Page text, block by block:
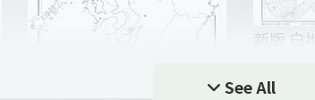
小学6年社会のおさえてお
小学6
新版
See All